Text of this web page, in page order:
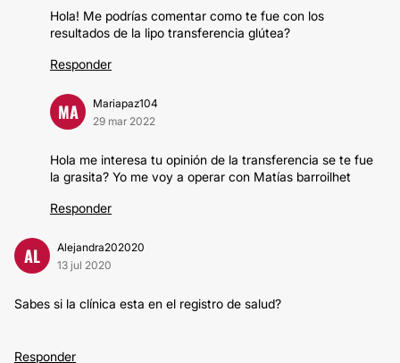
Hola! Me podrías comentar como te fue con los
resultados de la lipo transferencia glútea?
Responder
MA
Mariapaz104
29 mar 2022
Hola me interesa tu opinión de la transferencia se te fue
la grasita? Yo me voy a operar con Matías barroilhet
Responder
AL
Alejandra202020
13 jul 2020
Sabes si la clínica esta en el registro de salud?
Responder